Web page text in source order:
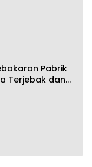
Pabrik
Terjebak dan